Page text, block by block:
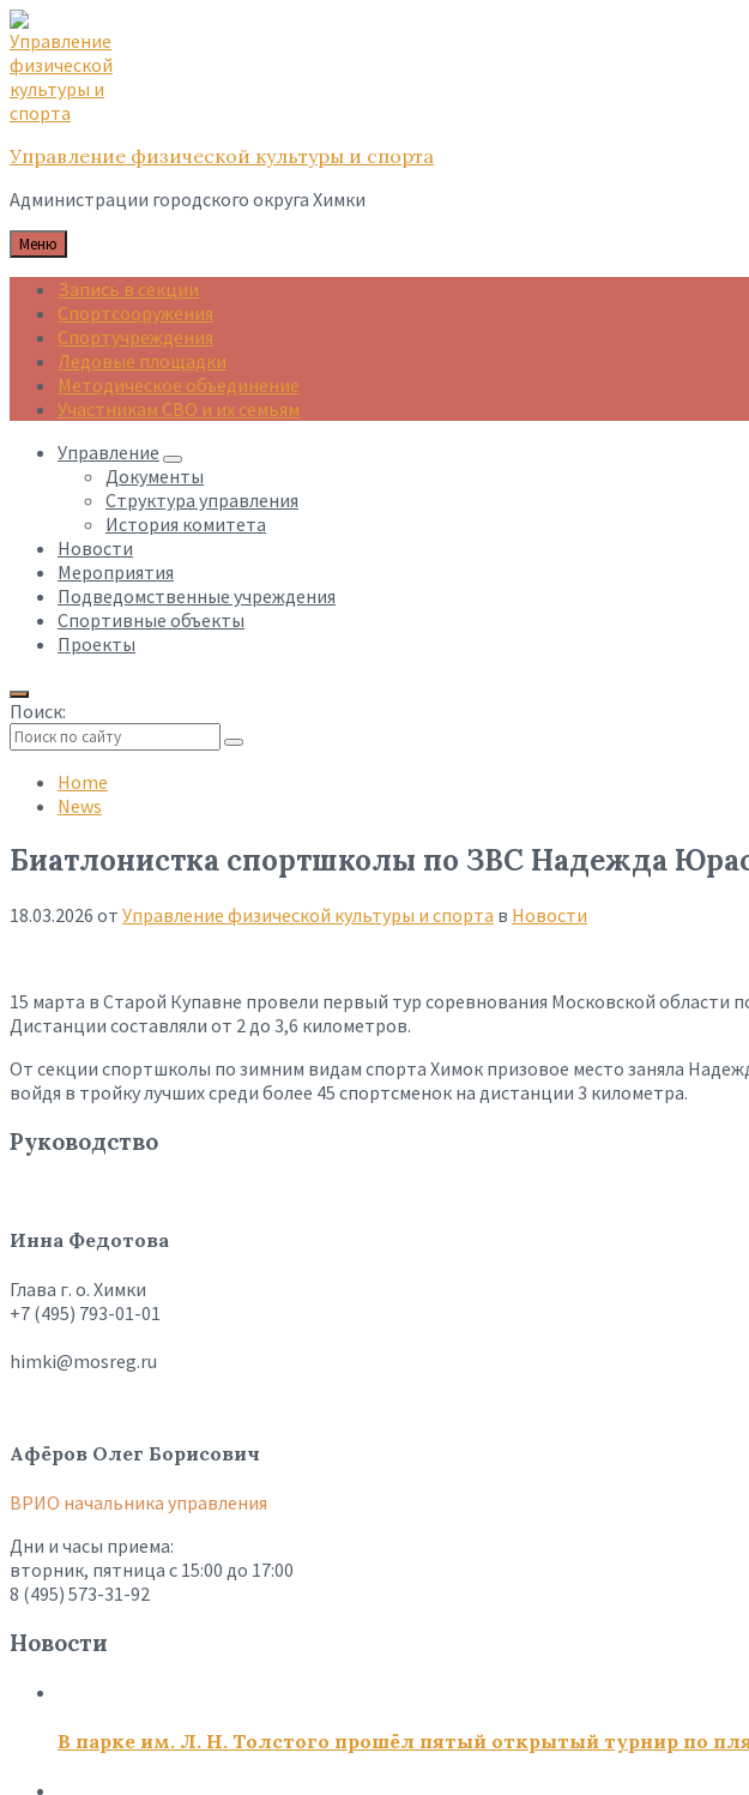
Skip
to
content
Skip
to
main
navigation
Skip
to
footer
Управление физической культуры и спорта
Администрации городского округа Химки
Меню
Запись в секции
Спортсооружения
Спортучреждения
Ледовые площадки
Методическое объединение
Участникам СВО и их семьям
Управление
Документы
Структура управления
История комитета
Новости
Мероприятия
Подведомственные учреждения
Спортивные объекты
Проекты
Поиск:
search
Home
News
Биатлонистка спортшколы по ЗВС Надежда
18.03.2026 от Управление физической культуры и спорта в Новости
15 марта в Старой Купавне провели первый тур соревнования Московской области
Дистанции составляли от 2 до 3,6 километров.
От секции спортшколы по зимним видам спорта Химок призовое место заняла
войдя в тройку лучших среди более 45 спортсменок на дистанции 3 километра.
Руководство
Инна Федотова
Глава г. о. Химки
+7 (495) 793-01-01
himki@mosreg.ru
Афёров Олег Борисович
ВРИО начальника управления
Дни и часы приема:
вторник, пятница с 15:00 до 17:00
8 (495) 573-31-92
Новости
В парке им. Л. Н. Толстого прошёл пятый открытый турнир по